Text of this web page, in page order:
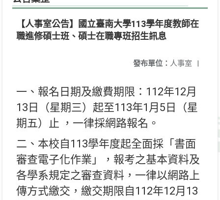
【人事室公告】國立臺南大學113學年度教師在
職進修碩士班、碩士在職專班招生訊息
發布單位： 人事室 |
一、報名日期及繳費期限：112年12月
13日（星期三）起至113年1月5日（星
期五）止 ，一律採網路報名。
二、本校自113學年度起全面採「書面
審查電子化作業」，報考之基本資料及
各學系規定之審查資料，一律以網路上
傳方式繳交，繳交期限自112年12月13